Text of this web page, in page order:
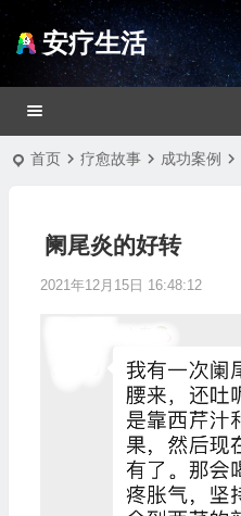
安疗生活
首页 疗愈故事 成功案例
阑尾炎的好转
2021年12月15日 16:48:12